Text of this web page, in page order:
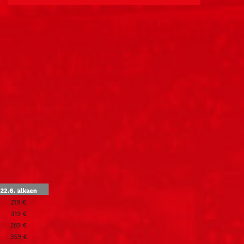
22.6. alkaen
219 €
319 €
269 €
359 €